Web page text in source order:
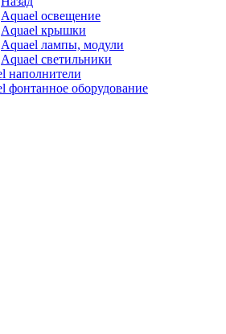
Aquael освещение
Aquael крышки
Aquael лампы, модули
Aquael светильники
наполнители
фонтанное оборудование